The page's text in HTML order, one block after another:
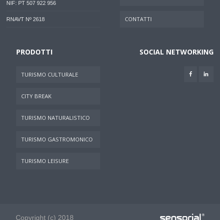
NIF: PT 507 922 956
RNAVT Nº 2618 CONTATTI
PRODOTTI
TURISMO CULTURALE
CITY BREAK
TURISMO NATURALISTICO
TURISMO GASTROMONICO
TURISMO LEISURE
SOCIAL NETWORKING
Copyright (c) 2018